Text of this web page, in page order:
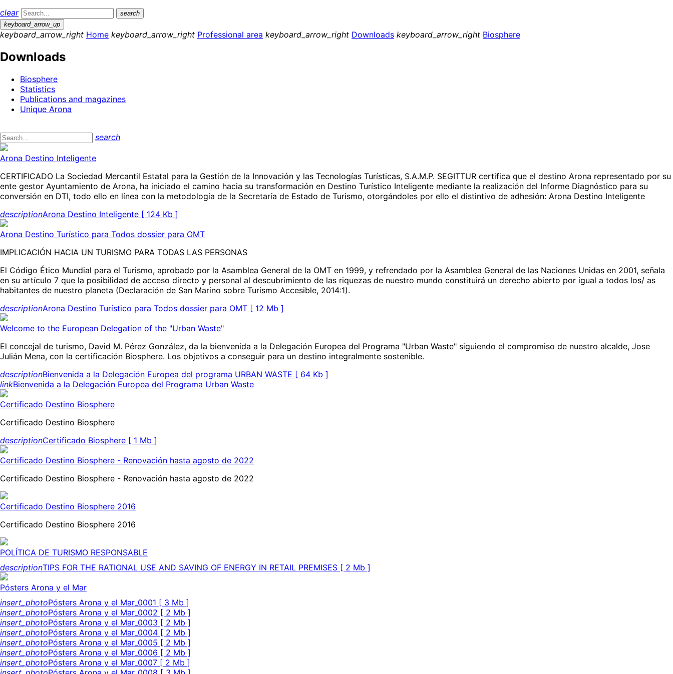
clear
search
keyboard_arrow_up
keyboard_arrow_right Home keyboard_arrow_right Professional area keyboard_arrow_right Downloads keyboard_arrow_right Biosphere
Downloads
Biosphere
Statistics
Publications and magazines
Unique Arona
search
Arona Destino Inteligente
CERTIFICADO La Sociedad Mercantil Estatal para la Gestión de la Innovación y las Tecnologías Turísticas, S.A.M.P. SEGITTUR certifica que el destino Arona representado por su
ente gestor Ayuntamiento de Arona, ha iniciado el camino hacia su transformación en Destino Turístico Inteligente mediante la realización del Informe Diagnóstico para su
conversión en DTI, todo ello en línea con la metodología de la Secretaría de Estado de Turismo, otorgándoles por ello el distintivo de adhesión: Arona Destino Inteligente
descriptionArona Destino Inteligente [ 124 Kb ]
Arona Destino Turístico para Todos dossier para OMT
IMPLICACIÓN HACIA UN TURISMO PARA TODAS LAS PERSONAS
El Código Ético Mundial para el Turismo, aprobado por la Asamblea General de la OMT en 1999, y refrendado por la Asamblea General de las Naciones Unidas en 2001, señala
en su artículo 7 que la posibilidad de acceso directo y personal al descubrimiento de las riquezas de nuestro mundo constituirá un derecho abierto por igual a todos los/ as
habitantes de nuestro planeta (Declaración de San Marino sobre Turismo Accesible, 2014:1).
descriptionArona Destino Turístico para Todos dossier para OMT [ 12 Mb ]
Welcome to the European Delegation of the "Urban Waste"
El concejal de turismo, David M. Pérez González, da la bienvenida a la Delegación Europea del Programa "Urban Waste" siguiendo el compromiso de nuestro alcalde, Jose
Julián Mena, con la certificación Biosphere. Los objetivos a conseguir para un destino integralmente sostenible.
descriptionBienvenida a la Delegación Europea del programa URBAN WASTE [ 64 Kb ]
linkBienvenida a la Delegación Europea del Programa Urban Waste
Certificado Destino Biosphere
Certificado Destino Biosphere
descriptionCertificado Biosphere [ 1 Mb ]
Certificado Destino Biosphere - Renovación hasta agosto de 2022
Certificado Destino Biosphere - Renovación hasta agosto de 2022
Certificado Destino Biosphere 2016
Certificado Destino Biosphere 2016
POLÍTICA DE TURISMO RESPONSABLE
descriptionTIPS FOR THE RATIONAL USE AND SAVING OF ENERGY IN RETAIL PREMISES [ 2 Mb ]
Pósters Arona y el Mar
insert_photoPósters Arona y el Mar_0001 [ 3 Mb ]
insert_photoPósters Arona y el Mar_0002 [ 2 Mb ]
insert_photoPósters Arona y el Mar_0003 [ 2 Mb ]
insert_photoPósters Arona y el Mar_0004 [ 2 Mb ]
insert_photoPósters Arona y el Mar_0005 [ 2 Mb ]
insert_photoPósters Arona y el Mar_0006 [ 2 Mb ]
insert_photoPósters Arona y el Mar_0007 [ 2 Mb ]